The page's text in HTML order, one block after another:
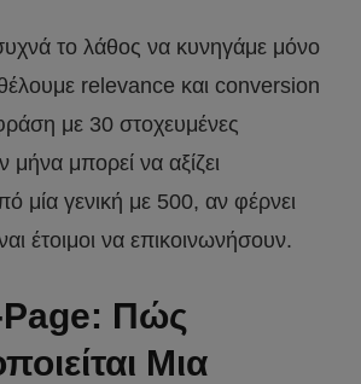
το λάθος να κυνηγάμε μόνο
relevance και conversion
με 30 στοχευμένες
μήνα μπορεί να αξίζει
μία γενική με 500, αν φέρνει
έτοιμοι να επικοινωνήσουν.
Page: Πώς
Μια